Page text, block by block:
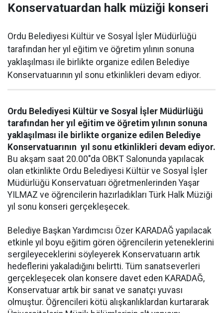
Konservatuardan halk müziği konseri
Ordu Belediyesi Kültür ve Sosyal İşler Müdürlüğü
tarafından her yıl eğitim ve öğretim yılının sonuna
yaklaşılması ile birlikte organize edilen Belediye
Konservatuarının yıl sonu etkinlikleri devam ediyor.
Ordu Belediyesi Kültür ve Sosyal İşler Müdürlüğü
tarafından her yıl eğitim ve öğretim yılının sonuna
yaklaşılması ile birlikte organize edilen Belediye
Konservatuarının yıl sonu etkinlikleri devam ediyor.
Bu akşam saat 20.00"da OBKT Salonunda yapılacak
olan etkinlikte Ordu Belediyesi Kültür ve Sosyal İşler
Müdürlüğü Konservatuarı öğretmenlerinden Yaşar
YILMAZ ve öğrencilerin hazırladıkları Türk Halk Müziği
yıl sonu konseri gerçekleşecek.
Belediye Başkan Yardımcısı Özer KARADAĞ yapılacak
etkinle yıl boyu eğitim gören öğrencilerin yeteneklerini
sergileyeceklerini söyleyerek Konservatuarın artık
hedeflerini yakaladığını belirtti. Tüm sanatseverleri
gerçekleşecek olan konsere davet eden KARADAĞ,
Konservatuar artık bir sanat ve sanatçı yuvası
olmuştur. Öğrencileri kötü alışkanlıklardan kurtararak